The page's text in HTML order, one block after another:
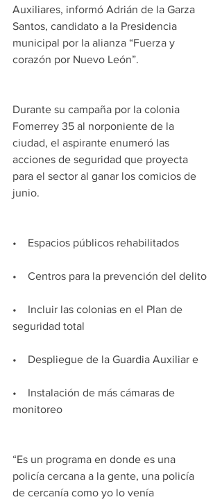
Auxiliares, informó Adrián de la Garza
Santos, candidato a la Presidencia
municipal por la alianza “Fuerza y
corazón por Nuevo León”.
Durante su campaña por la colonia
Fomerrey 35 al norponiente de la
ciudad, el aspirante enumeró las
acciones de seguridad que proyecta
para el sector al ganar los comicios de
junio.
•    Espacios públicos rehabilitados
•    Centros para la prevención del delito
•    Incluir las colonias en el Plan de
seguridad total
•    Despliegue de la Guardia Auxiliar e
•    Instalación de más cámaras de
monitoreo
“Es un programa en donde es una
policía cercana a la gente, una policía
de cercanía como yo lo venía